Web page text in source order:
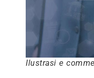
Ilustrasi e